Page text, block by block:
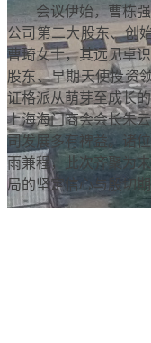
会议伊始，曹栋
公司第二大股东、创
曹琦女士，其远见卓
股东、早期天使投资
证格派从萌芽至成长
上海海门商会会长朱
司发展多有裨益。诸
雨兼程，此次齐聚为
局的坚定信心与殷切期